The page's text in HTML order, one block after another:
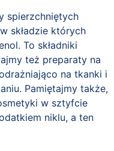
spierzchniętych
składzie których
To składniki
też preparaty na
na tkanki i
Pamiętajmy także,
w sztyfcie
niklu, a ten